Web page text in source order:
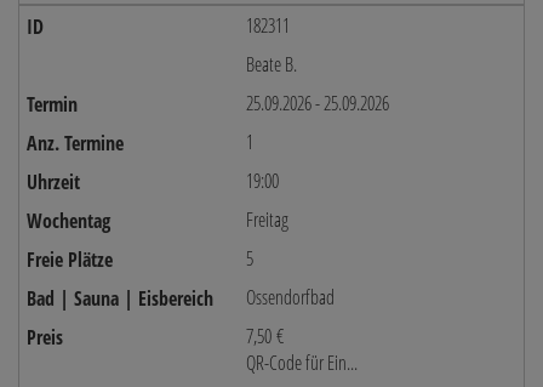
182311
Beate B.
25.09.2026 - 25.09.2026
1
19:00
Freitag
5
Ossendorfbad
7,50 €
QR-Code für Ein...